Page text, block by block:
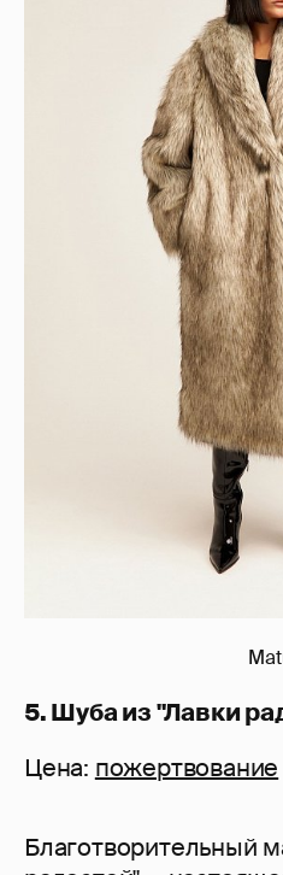
5. Шуба из "Лавки
Цена: пожертвование
Благотворительный